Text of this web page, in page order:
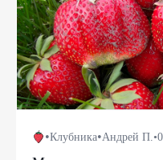
•Клубника•Андрей П. •